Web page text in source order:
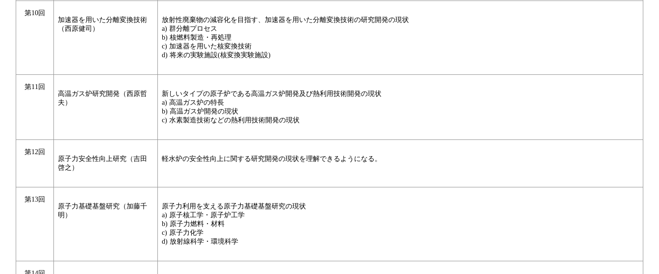
第10回
加速器を用いた分離変換技術
（西原健司）
放射性廃棄物の減容化を目指す、加速器を用いた分離変換技術の研究開発の現状
a) 群分離プロセス
b) 核燃料製造・再処理
c) 加速器を用いた核変換技術
d) 将来の実験施設(核変換実験施設)
第11回
高温ガス炉研究開発（西原哲
夫）
新しいタイプの原子炉である高温ガス炉開発及び熱利用技術開発の現状
a) 高温ガス炉の特長
b) 高温ガス炉開発の現状
c) 水素製造技術などの熱利用技術開発の現状
第12回
原子力安全性向上研究（吉田
啓之）
軽水炉の安全性向上に関する研究開発の現状を理解できるようになる。
第13回
原子力基礎基盤研究（加藤千
明）
原子力利用を支える原子力基礎基盤研究の現状
a) 原子核工学・原子炉工学
b) 原子力燃料・材料
c) 原子力化学
d) 放射線科学・環境科学